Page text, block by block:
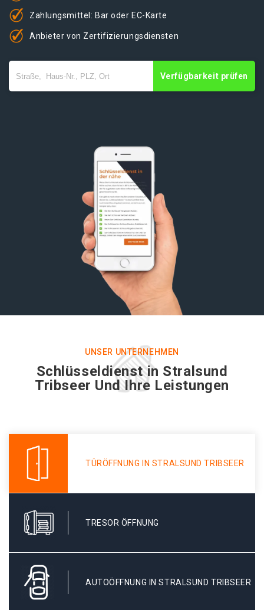
Zahlungsmittel: Bar oder EC-Karte
Anbieter von Zertifizierungsdiensten
Verfügbarkeit prüfen
UNSER UNTERNEHMEN
Schlüsseldienst in Stralsund
Tribseer Und Ihre Leistungen
TÜRÖFFNUNG IN STRALSUND TRIBSEER
TRESOR ÖFFNUNG
AUTOÖFFNUNG IN STRALSUND TRIBSEER